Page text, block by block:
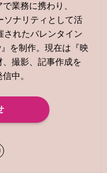
業務に携わり、
ソナリティとして活
されたバレンタイン
を制作。現在は『映
撮影、記事作成を
中。